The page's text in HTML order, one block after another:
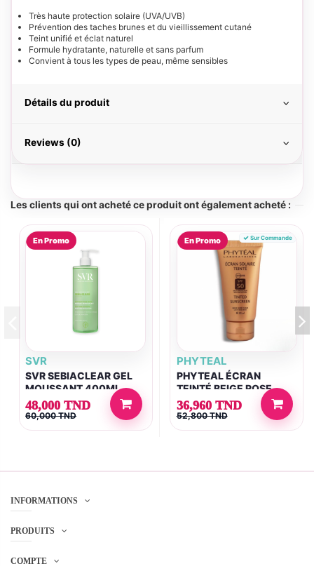
Très haute protection solaire (UVA/UVB)
Prévention des taches brunes et du vieillissement cutané
Teint unifié et éclat naturel
Formule hydratante, naturelle et sans parfum
Convient à tous les types de peau, même sensibles
Détails du produit
Reviews (0)
Les clients qui ont acheté ce produit ont également acheté :
En Promo
SVR
SVR SEBIACLEAR GEL
MOUSSANT 400ML
48,000 TND
60,000 TND
En Promo Sur Commande
PHYTEAL
PHYTEAL ÉCRAN
TEINTÉ BEIGE ROSE
SPF50+ 50 ML
36,960 TND
52,800 TND
INFORMATIONS
PRODUITS
COMPTE